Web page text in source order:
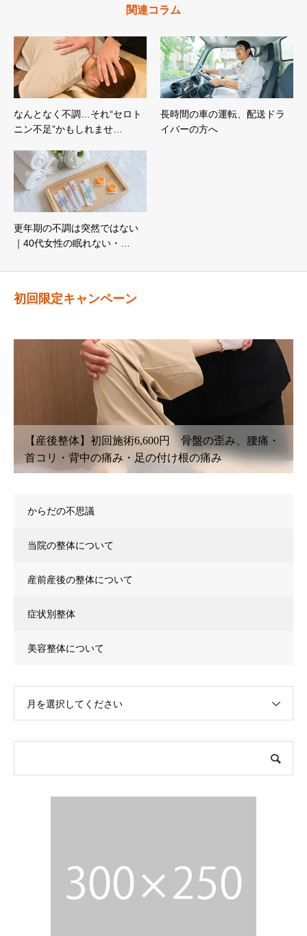
関連コラム
なんとなく不調…それ“セロト
ニン不足”かもしれませ…
長時間の車の運転、配送ドラ
イバーの方へ
更年期の不調は突然ではない
｜40代女性の眠れない・…
初回限定キャンペーン
腰痛・
【鍼灸初回治療】6,600円〜 腰痛・坐骨神経痛
こり・首こり・頭痛・眼精疲労
からだの不思議
当院の整体について
産前産後の整体について
症状別整体
美容整体について
月を選択してください